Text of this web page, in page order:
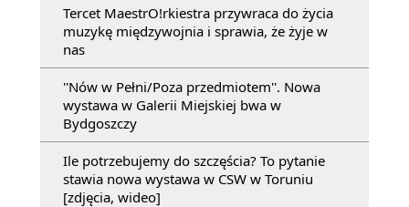
Tercet MaestrO!rkiestra przywraca do życia
muzykę międzywojnia i sprawia, że żyje w
nas
''Nów w Pełni/Poza przedmiotem''. Nowa
wystawa w Galerii Miejskiej bwa w
Bydgoszczy
Ile potrzebujemy do szczęścia? To pytanie
stawia nowa wystawa w CSW w Toruniu
[zdjęcia, wideo]